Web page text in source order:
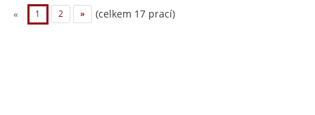
« 1 2 » (celkem 17 prací)